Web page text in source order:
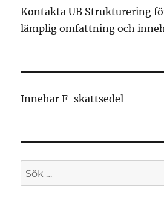
Kontakta UB Strukturering
lämplig omfattning och
Innehar F-skattsedel
Sök
efter: